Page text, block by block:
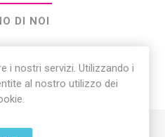
DI NOI
i nostri servizi. Utilizzando i
al nostro utilizzo dei